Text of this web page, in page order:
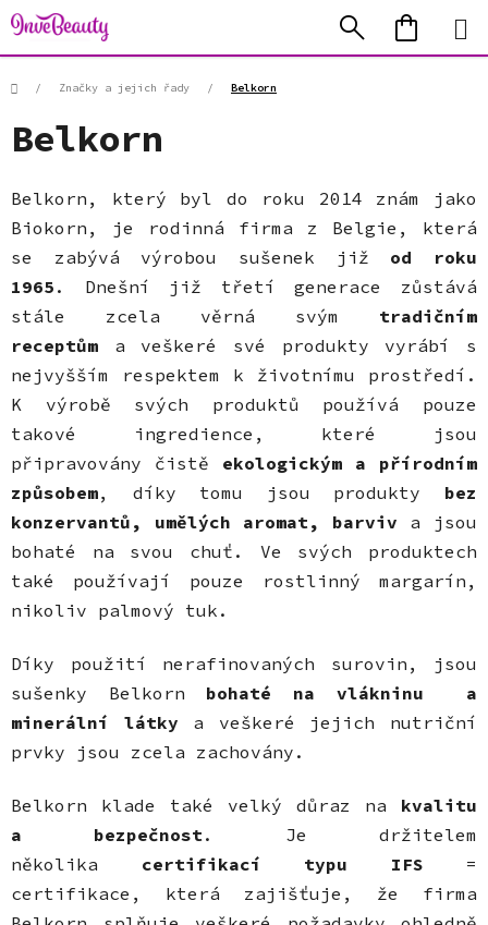
Přejít
na
obsah
Hledat
KOŠÍK
Domů/ Značky a jejich řady / Belkorn
Belkorn
Belkorn, který byl do roku 2014 znám jako
Biokorn, je rodinná firma z Belgie, která
se zabývá výrobou sušenek již od roku
1965 . Dnešní již třetí generace zůstává
stále zcela věrná svým tradičním
receptům a veškeré své produkty vyrábí s
nejvyšším respektem k životnímu prostředí.
K výrobě svých produktů používá pouze
takové ingredience, které jsou
připravovány čistě ekologickým a přírodním
způsobem, díky tomu jsou produkty bez
konzervantů, umělých aromat, barviv a jsou
bohaté na svou chuť. Ve svých produktech
také používají pouze rostlinný margarín,
nikoliv palmový tuk.
Díky použití nerafinovaných surovin, jsou
sušenky Belkorn bohaté na vlákninu a
minerální látky a veškeré jejich nutriční
prvky jsou zcela zachovány.
Belkorn klade také velký důraz na kvalitu
a bezpečnost . Je držitelem
několika certifikací typu IFS =
certifikace, která zajišťuje, že firma